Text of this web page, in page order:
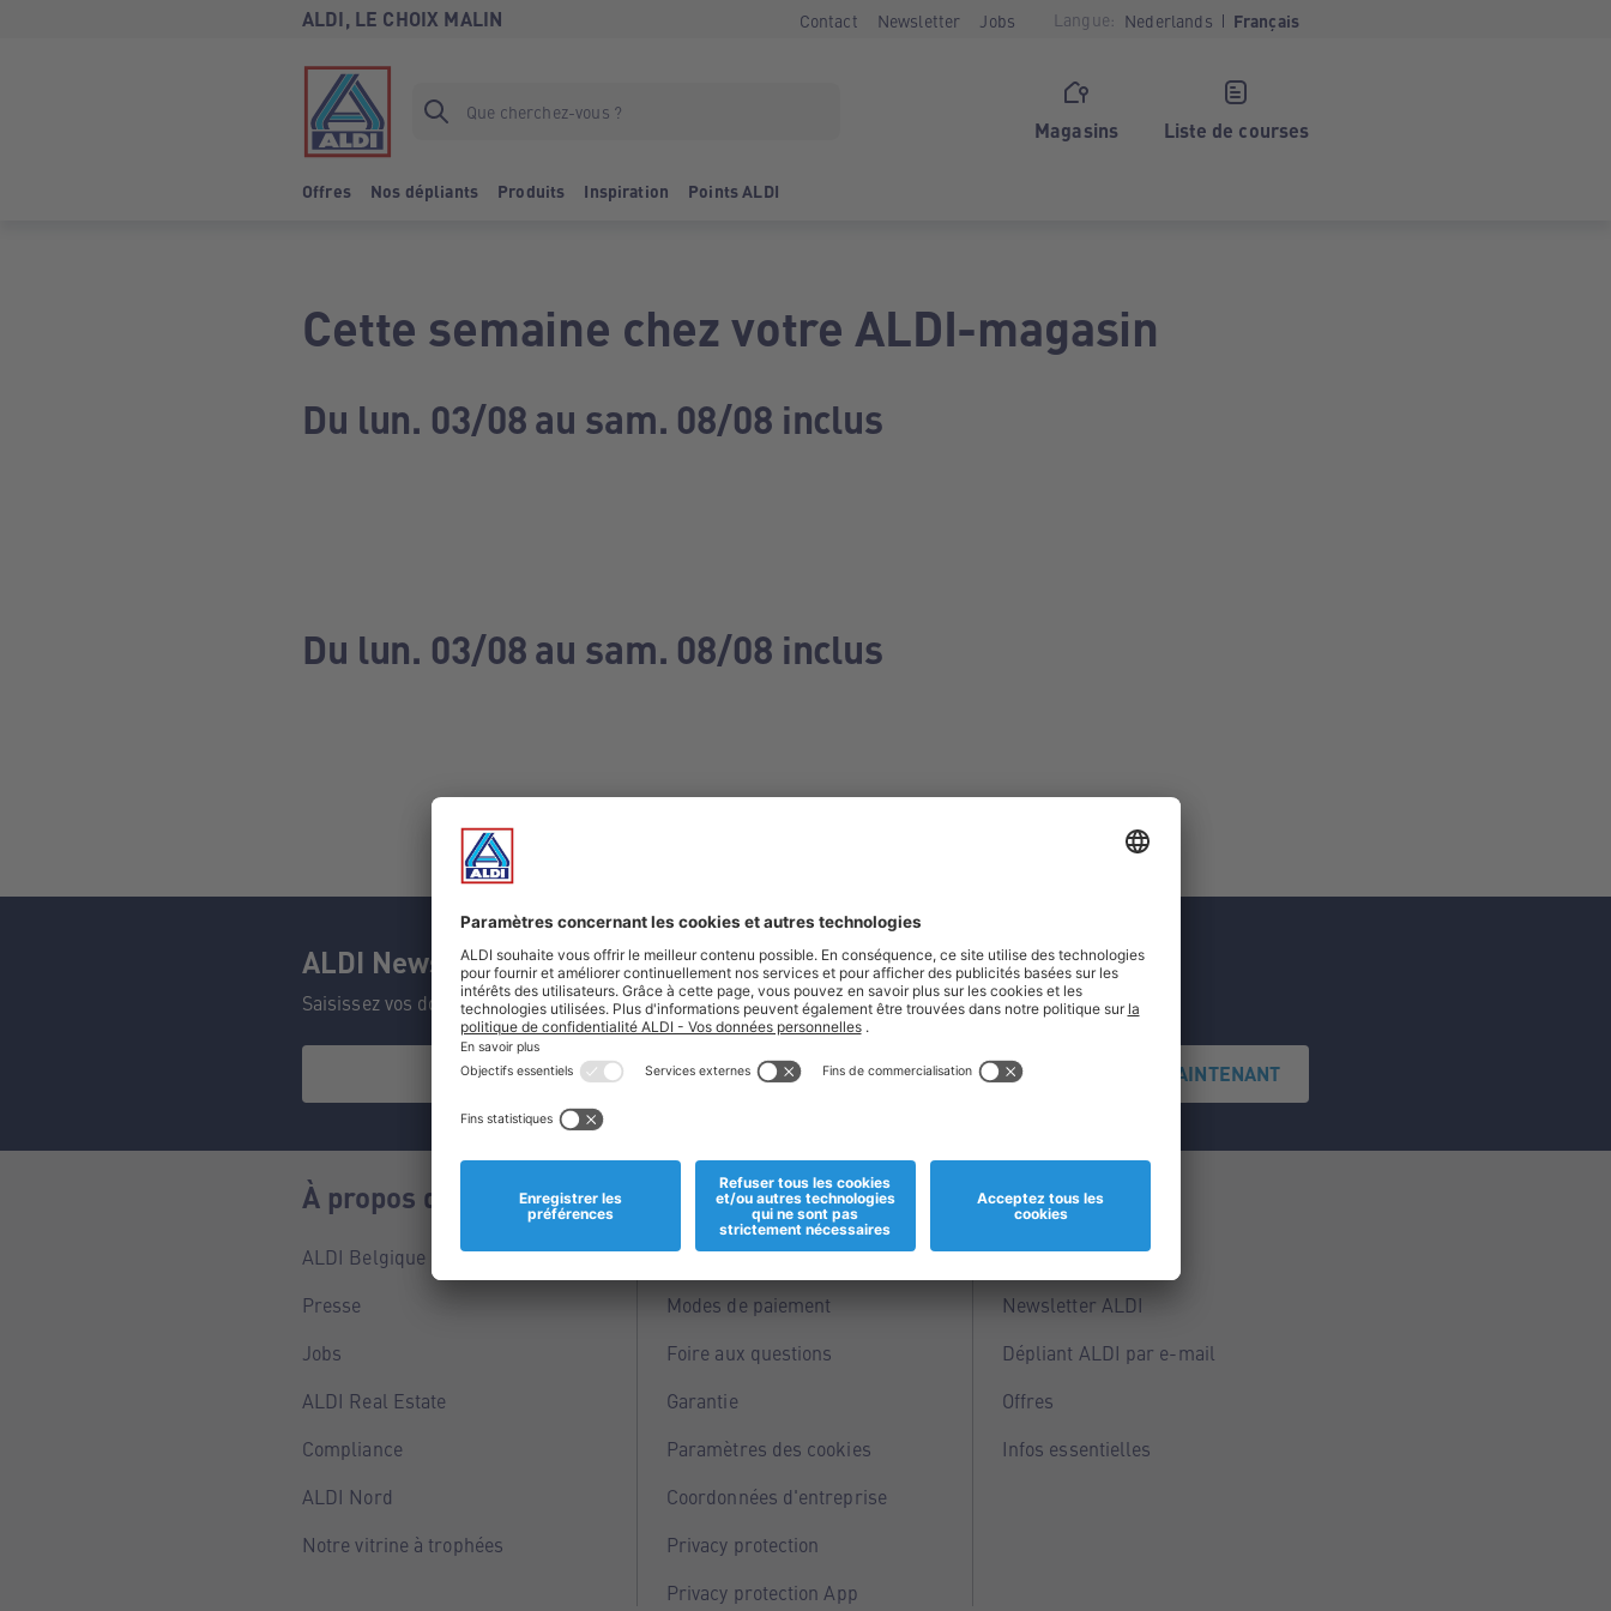
ALDI, LE CHOIX MALIN Contact Newsletter Jobs Langue: Nederlands Français
Magasins Liste de courses
Offres Nos dépliants Produits Inspiration Points ALDI
Cette semaine chez votre ALDI-magasin
Du lun. 03/08 au sam. 08/08 inclus
Du lun. 03/08 au sam. 08/08 inclus
ALDI Newsletter
Saisissez vos données et ne manquez aucune de nos offres.
S'INSCRIRE MAINTENANT
À propos de nous
ALDI Belgique
Presse
Jobs
ALDI Real Estate
Compliance
ALDI Nord
Notre vitrine à trophées
Informations
Magasins
Modes de paiement
Foire aux questions
Garantie
Paramètres des cookies
Coordonnées d'entreprise
Privacy protection
Privacy protection App
Service
Points ALDI
Newsletter ALDI
Dépliant ALDI par e-mail
Offres
Infos essentielles